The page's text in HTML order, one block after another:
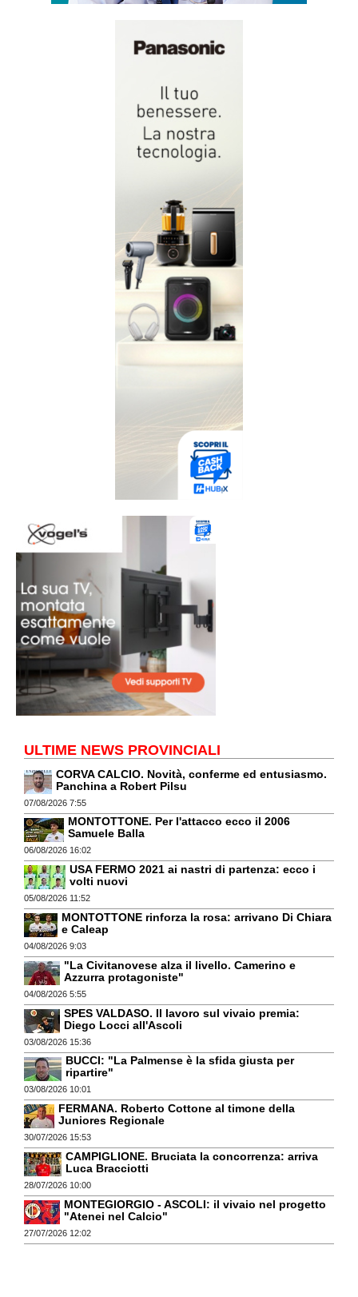
ULTIME NEWS PROVINCIALI
CORVA CALCIO. Novità, conferme ed entusiasmo.
Panchina a Robert Pilsu
07/08/2026 7:55
MONTOTTONE. Per l'attacco ecco il 2006
Samuele Balla
06/08/2026 16:02
USA FERMO 2021 ai nastri di partenza: ecco i
volti nuovi
05/08/2026 11:52
MONTOTTONE rinforza la rosa: arrivano Di Chiara
e Caleap
04/08/2026 9:03
"La Civitanovese alza il livello. Camerino e
Azzurra protagoniste"
04/08/2026 5:55
SPES VALDASO. Il lavoro sul vivaio premia:
Diego Locci all'Ascoli
03/08/2026 15:36
BUCCI: "La Palmense è la sfida giusta per
ripartire"
03/08/2026 10:01
FERMANA. Roberto Cottone al timone della
Juniores Regionale
30/07/2026 15:53
CAMPIGLIONE. Bruciata la concorrenza: arriva
Luca Bracciotti
28/07/2026 10:00
MONTEGIORGIO - ASCOLI: il vivaio nel progetto
"Atenei nel Calcio"
27/07/2026 12:02